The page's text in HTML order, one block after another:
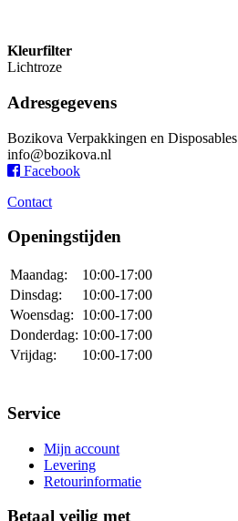
Kleurfilter
Lichtroze
Adresgegevens
Bozikova Verpakkingen en Disposables
info@bozikova.nl
Facebook
Contact
Openingstijden
Maandag:
10:00-17:00
Dinsdag:
10:00-17:00
Woensdag:
10:00-17:00
Donderdag: 10:00-17:00
Vrijdag:
10:00-17:00
Service
Mijn account
Levering
Retourinformatie
Betaal veilig met